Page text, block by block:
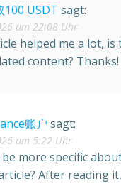
100 USDT sagt:
um 22:08 Uhr
helped me a lot, is
content? Thanks!
账户 sagt:
um 5:22 Uhr
be more specific
After reading